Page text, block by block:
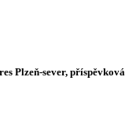
Plzeň-sever, příspěvková